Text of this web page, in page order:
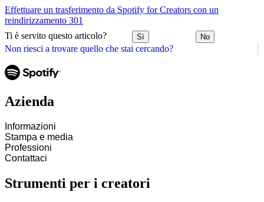
Non riesci a trovare quello che stai cercando?
Effettuare un trasferimento da Spotify for Creators con un
reindirizzamento 301
Ti è servito questo articolo?
Sì No
Azienda
Informazioni
Stampa e media
Professioni
Contattaci
Strumenti per i creatori